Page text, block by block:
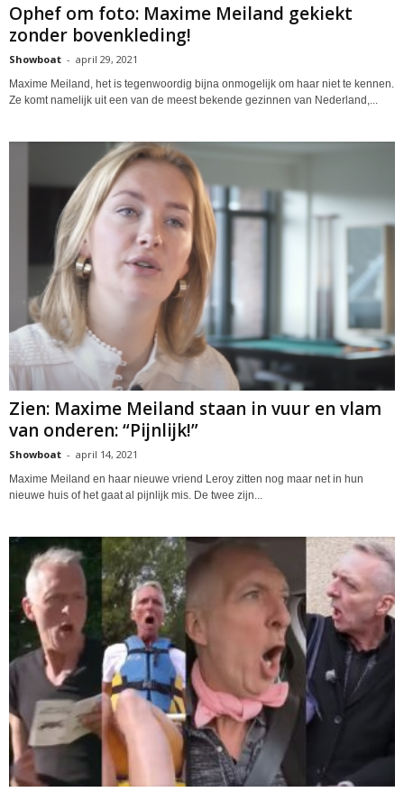
Ophef om foto: Maxime Meiland gekiekt
zonder bovenkleding!
Showboat - april 29, 2021
Maxime Meiland, het is tegenwoordig bijna onmogelijk om haar niet te kennen.
Ze komt namelijk uit een van de meest bekende gezinnen van Nederland,...
Zien: Maxime Meiland staan in vuur en vlam
van onderen: “Pijnlijk!”
Showboat - april 14, 2021
Maxime Meiland en haar nieuwe vriend Leroy zitten nog maar net in hun
nieuwe huis of het gaat al pijnlijk mis. De twee zijn...